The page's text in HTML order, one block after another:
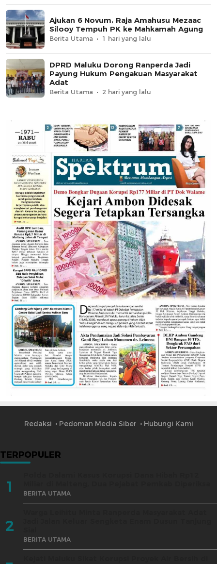
Ajukan 6 Novum, Raja Amahusu Mezaac
Silooy Tempuh PK ke Mahkamah Agung
Berita Utama 1 hari yang lalu
DPRD Maluku Dorong Ranperda Jadi
Payung Hukum Pengakuan Masyarakat
Adat
Berita Utama 2 hari yang lalu
Redaksi Pedoman Media Siber Hubungi Kami
TERPOPULER
1 BERITA UTAMA
2
BERITA UTAMA